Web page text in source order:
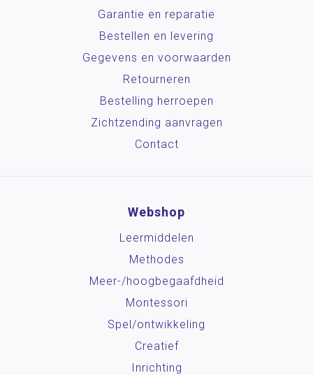
Garantie en reparatie
Bestellen en levering
Gegevens en voorwaarden
Retourneren
Bestelling herroepen
Zichtzending aanvragen
Contact
Webshop
Leermiddelen
Methodes
Meer-/hoog­begaafdheid
Montessori
Spel/ontwikkeling
Creatief
Inrichting